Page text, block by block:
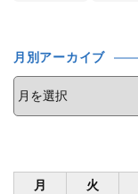
月別アーカイブ
月 火